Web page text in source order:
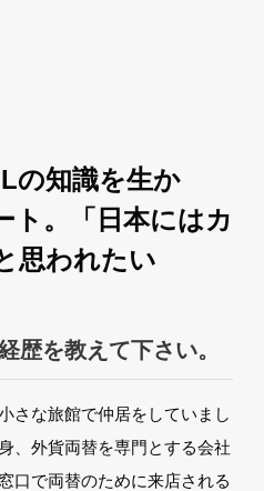
の知識を生か
ト。「日本にはカ
思われたい
歴を教えて下さい。
さな旅館で仲居をしていまし
、外貨両替を専門とする会社
口で両替のために来店される